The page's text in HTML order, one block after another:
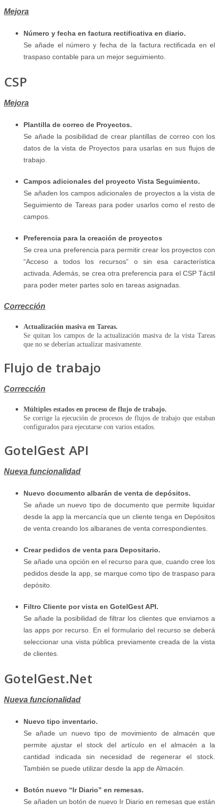
Mejora
Número y fecha en factura rectificativa en diario.
Se añade el número y fecha de la factura rectificada en el
traspaso contable para un mejor seguimiento.
CSP
Mejora
Plantilla de correo de Proyectos.
Se añade la posibilidad de crear plantillas de correo con los
datos de la vista de Proyectos para usarlas en sus flujos de
trabajo.
Campos adicionales del proyecto Vista Seguimiento.
Se añaden los campos adicionales de proyectos a la vista de
Seguimiento de Tareas para poder usarlos como el resto de
campos.
Preferencia para la creación de proyectos
Se crea una preferencia para permitir crear los proyectos con
“Acceso a todos los recursos” o sin esa característica
activada. Además, se crea otra preferencia para el CSP Táctil
para poder meter partes solo en tareas asignadas.
Corrección
Actualización masiva en Tareas.
Se quitan los campos de la actualización masiva de la vista Tareas
que no se deberían actualizar masivamente.
Flujo de trabajo
Corrección
Múltiples estados en proceso de flujo de trabajo.
Se corrige la ejecución de procesos de flujos de trabajo que estaban
configurados para ejecutarse con varios estados.
GotelGest API
Nueva funcionalidad
Nuevo documento albarán de venta de depósitos.
Se añade un nuevo tipo de documento que permite liquidar
desde la app la mercancía que un cliente tenga en Depósitos
de venta creando los albaranes de venta correspondientes.
Crear pedidos de venta para Depositario.
Se añade una opción en el recurso para que, cuando cree los
pedidos desde la app, se marque como tipo de traspaso para
depósito.
Filtro Cliente por vista en GotelGest API.
Se añade la posibilidad de filtrar los clientes que enviamos a
las apps por recurso. En el formulario del recurso se deberá
seleccionar una vista pública previamente creada de la vista
de clientes.
GotelGest.Net
Nueva funcionalidad
Nuevo tipo inventario.
Se añade un nuevo tipo de movimiento de almacén que
permite ajustar el stock del artículo en el almacén a la
cantidad indicada sin necesidad de regenerar el stock.
También se puede utilizar desde la app de Almacén.
Botón nuevo “Ir Diario” en remesas.
Se añaden un botón de nuevo Ir Diario en remesas que están